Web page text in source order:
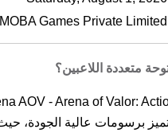
MOBA Games Private Limited
متعددة اللاعبين؟